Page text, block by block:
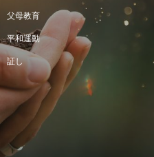
父母教育
平和運動
証し